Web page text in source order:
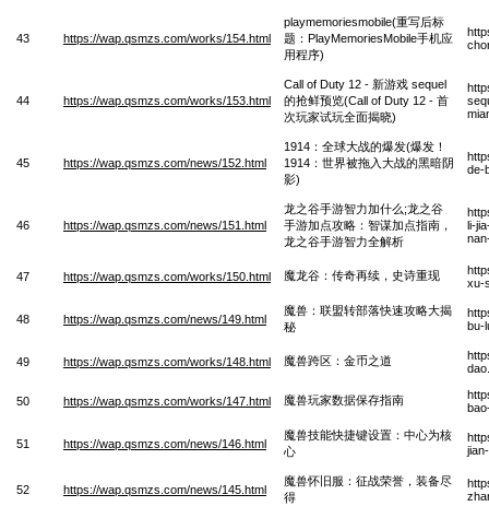
43 https://wap.qsmzs.com/works/154.html
playmemoriesmobile(重写后标
题：PlayMemoriesMobile手机应
用程序)
44 https://wap.qsmzs.com/works/153.html
Call of Duty 12 - 新游戏 sequel
的抢鲜预览(Call of Duty 12 - 首
次玩家试玩全面揭晓)
45 https://wap.qsmzs.com/news/152.html
1914：全球大战的爆发(爆发！
1914：世界被拖入大战的黑暗阴
影)
de-
46 https://wap.qsmzs.com/news/151.html
龙之谷手游智力加什么;龙之谷
手游加点攻略：智谋加点指南，
龙之谷手游智力全解析
li-
47 https://wap.qsmzs.com/works/150.html 魔龙谷：传奇再续，史诗重现
xu-
48 https://wap.qsmzs.com/news/149.html
魔兽：联盟转部落快速攻略大揭
秘
bu-
49 https://wap.qsmzs.com/works/148.html 魔兽跨区：金币之道
50 https://wap.qsmzs.com/works/147.html 魔兽玩家数据保存指南
51 https://wap.qsmzs.com/news/146.html
魔兽技能快捷键设置：中心为核
心
52 https://wap.qsmzs.com/news/145.html
魔兽怀旧服：征战荣誉，装备尽
得